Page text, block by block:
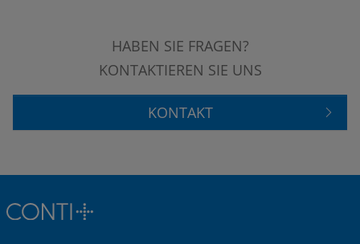
HABEN SIE FRAGEN?
KONTAKTIEREN SIE UNS
KONTAKT